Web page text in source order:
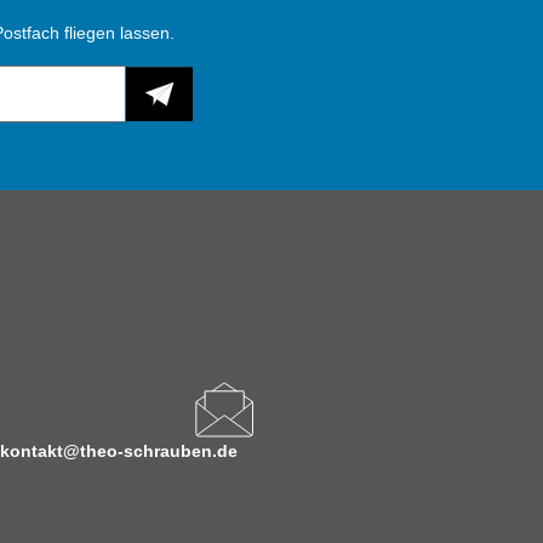
fliegen lassen.
kontakt@theo-schrauben.de